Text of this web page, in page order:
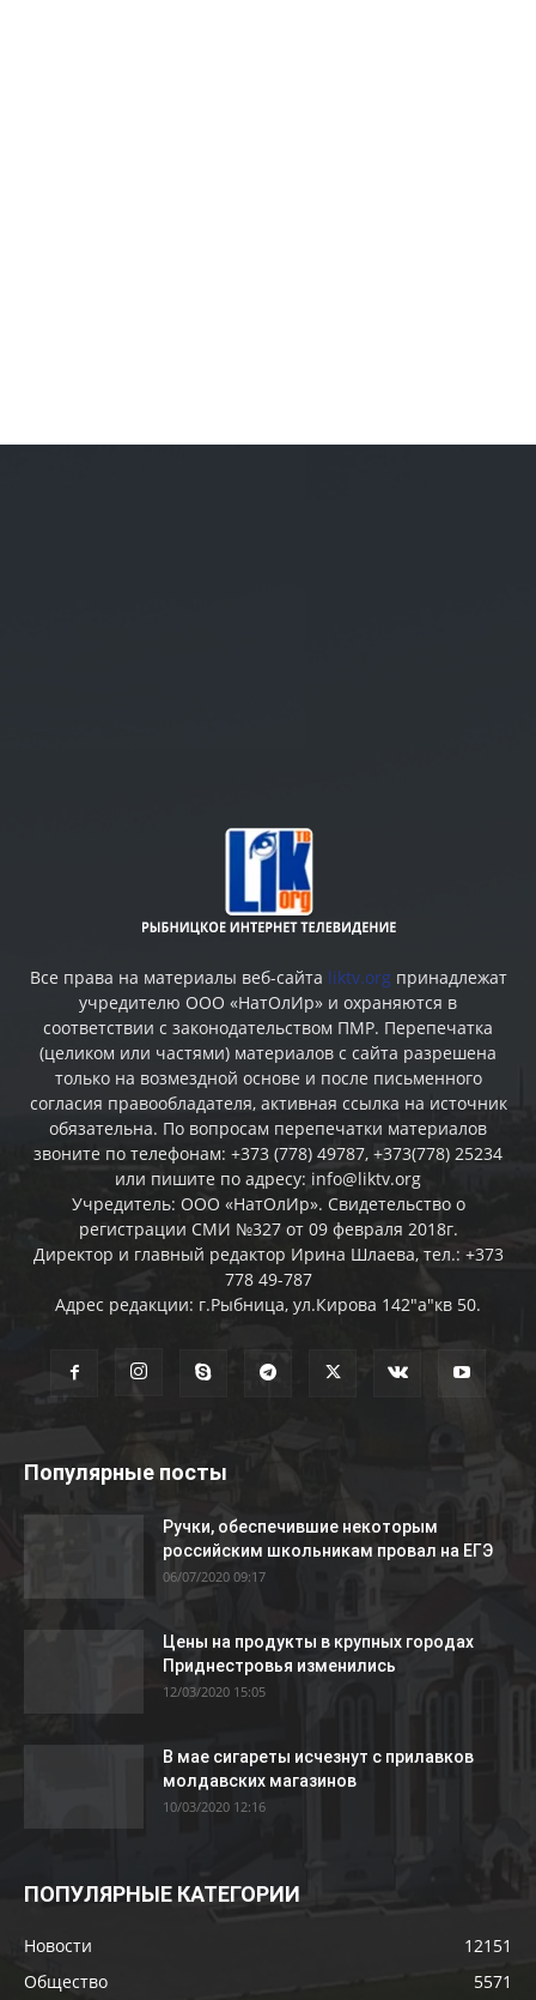
Все права на материалы веб-сайта liktv.org принадлежат
учредителю ООО «НатОлИр» и охраняются в
соответствии с законодательством ПМР. Перепечатка
(целиком или частями) материалов c сайта разрешена
только на возмездной основе и после письменного
согласия правообладателя, активная ссылка на источник
обязательна. По вопросам перепечатки материалов
звоните по телефонам: +373 (778) 49787, +373(778) 25234
или пишите по адресу: info@liktv.org
Учредитель: ООО «НатОлИр». Свидетельство о
регистрации СМИ №327 от 09 февраля 2018г.
Директор и главный редактор Ирина Шлаева, тел.: +373
778 49-787
Адрес редакции: г.Рыбница, ул.Кирова 142"а"кв 50.
Популярные посты
Ручки, обеспечившие некоторым
российским школьникам провал на ЕГЭ
06/07/2020 09:17
Цены на продукты в крупных городах
Приднестровья изменились
12/03/2020 15:05
В мае сигареты исчезнут с прилавков
молдавских магазинов
10/03/2020 12:16
ПОПУЛЯРНЫЕ КАТЕГОРИИ
Новости
12151
Общество
5571